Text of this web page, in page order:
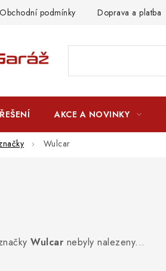
Obchodní podmínky Doprava a platba
AKCE A NOVINKY
Wulcar
Wulcar nebyly nalezeny...